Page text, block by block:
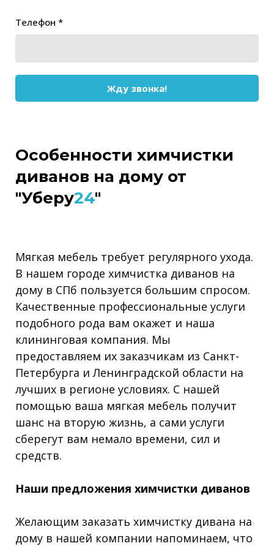
Телефон *
Жду звонка!
Особенности химчистки
диванов на дому от
"Уберу24"
Мягкая мебель требует регулярного ухода.
В нашем городе химчистка диванов на
дому в СПб пользуется большим спросом.
Качественные профессиональные услуги
подобного рода вам окажет и наша
клининговая компания. Мы
предоставляем их заказчикам из Санкт-
Петербурга и Ленинградской области на
лучших в регионе условиях. С нашей
помощью ваша мягкая мебель получит
шанс на вторую жизнь, а сами услуги
сберегут вам немало времени, сил и
средств.
Наши предложения химчистки диванов
Желающим заказать химчистку дивана на
дому в нашей компании напоминаем, что